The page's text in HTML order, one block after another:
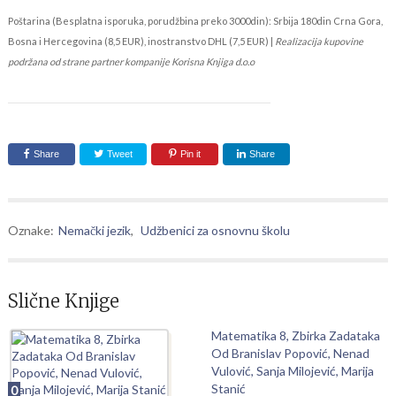
Poštarina (Besplatna isporuka, porudžbina preko 3000din): Srbija 180din Crna Gora,
Bosna i Hercegovina (8,5 EUR), inostranstvo DHL (7,5 EUR) | Realizacija kupovine
podržana od strane partner kompanije Korisna Knjiga d.o.o
Share Tweet Pin it Share
Oznake: Nemački jezik, Udžbenici za osnovnu školu
Slične Knjige
0
Matematika 8, Zbirka Zadataka
Od Branislav Popović, Nenad
Vulović, Sanja Milojević, Marija
Stanić